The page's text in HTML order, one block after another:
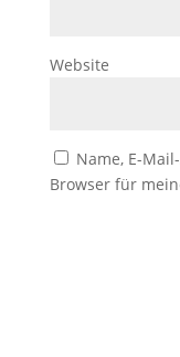
Website
Name, E-
Browser für